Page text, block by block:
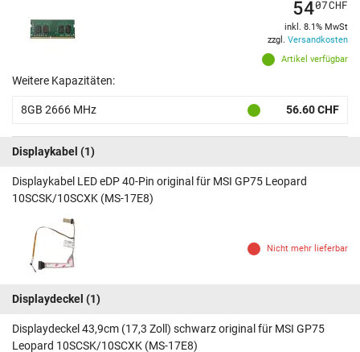
Artikel verfügbar
5407CHF
inkl. 8.1% MwSt
zzgl. Versandkosten
Weitere Kapazitäten:
8GB 2666 MHz 56.60 CHF
Displaykabel (1)
Displaykabel LED eDP 40-Pin original für MSI GP75 Leopard
10SCSK/10SCXK (MS-17E8)
Nicht mehr lieferbar
Displaydeckel (1)
Displaydeckel 43,9cm (17,3 Zoll) schwarz original für MSI GP75
Leopard 10SCSK/10SCXK (MS-17E8)